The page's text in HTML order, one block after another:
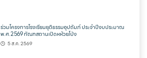
ร่วมโครงการโรงเรียนยุติธรรมอุปถัมภ์ ประจำปีงบประมาณ
พ.ศ.2569 ทัณฑสถานเปิดหห้วยโป่ง
5 ส.ค. 2569